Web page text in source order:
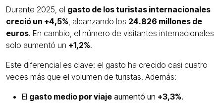
Durante 2025, el gasto de los turistas internacionales
creció un +4,5% , alcanzando los 24.826 millones de
euros. En cambio, el número de visitantes internacionales
solo aumentó un +1,2%.
Este diferencial es clave: el gasto ha crecido casi cuatro
veces más que el volumen de turistas. Además:
El gasto medio por viaje aumentó un +3,3%.